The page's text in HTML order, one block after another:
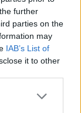
further
parties on the
may
IAB’s List of
it to other